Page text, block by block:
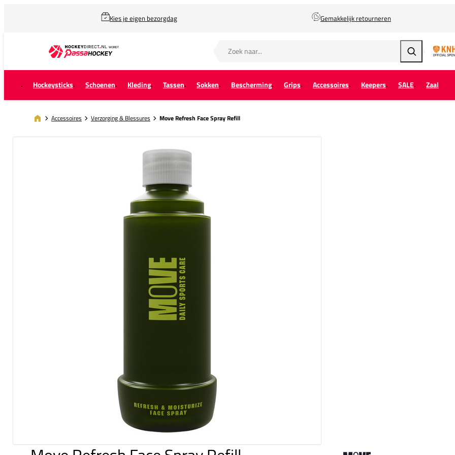
Kies je eigen bezorgdag Gemakkelijk retourneren
Zoeken
Hockeysticks Schoenen Kleding Tassen Sokken Bescherming Grips Accessoires Keepers SALE Zaal
Accessoires Verzorging & Blessures Move Refresh Face Spray Refill